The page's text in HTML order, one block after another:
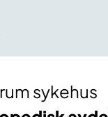
sykehus